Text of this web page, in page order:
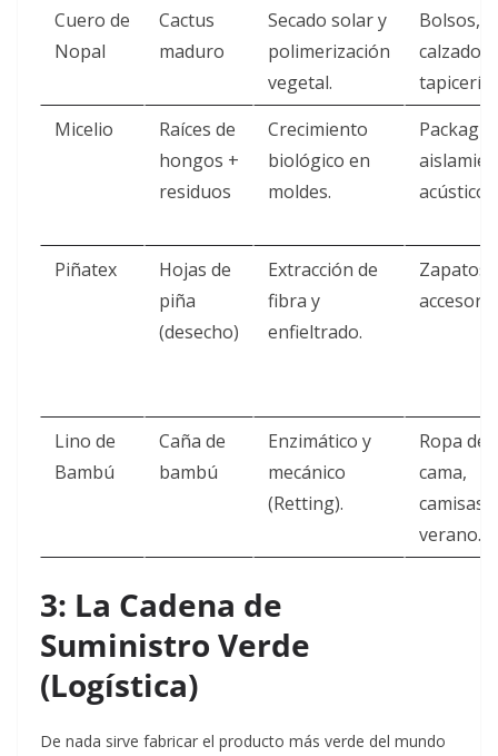
Cuero de
Nopal
Cactus
maduro
Secado solar y
polimerización
vegetal.
Bolsos,
calzado,
tapicería.
Micelio
Raíces de
hongos +
residuos
Crecimiento
biológico en
moldes.
acústico.
Piñatex
Hojas de
piña
(desecho)
Extracción de
fibra y
enfieltrado.
Zapatos,
Lino de
Bambú
Caña de
bambú
Enzimático y
mecánico
(Retting).
Ropa de
cama,
camisas
verano.
3: La Cadena de
Suministro Verde
(Logística)
De nada sirve fabricar el producto más verde del mundo